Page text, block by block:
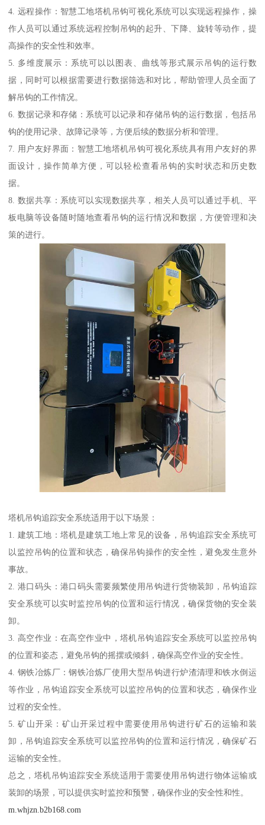
4. 远程操作：智慧工地塔机吊钩可视化系统可以实现远程操作，操
作人员可以通过系统远程控制吊钩的起升、下降、旋转等动作，提
高操作的安全性和效率。
5. 多维度展示：系统可以以图表、曲线等形式展示吊钩的运行数
据，同时可以根据需要进行数据筛选和对比，帮助管理人员全面了
解吊钩的工作情况。
6. 数据记录和存储：系统可以记录和存储吊钩的运行数据，包括吊
钩的使用记录、故障记录等，方便后续的数据分析和管理。
7. 用户友好界面：智慧工地塔机吊钩可视化系统具有用户友好的界
面设计，操作简单方便，可以轻松查看吊钩的实时状态和历史数
据。
8. 数据共享：系统可以实现数据共享，相关人员可以通过手机、平
板电脑等设备随时随地查看吊钩的运行情况和数据，方便管理和决
策的进行。
塔机吊钩追踪安全系统适用于以下场景：
1. 建筑工地：塔机是建筑工地上常见的设备，吊钩追踪安全系统可
以监控吊钩的位置和状态，确保吊钩操作的安全性，避免发生意外
事故。
2. 港口码头：港口码头需要频繁使用吊钩进行货物装卸，吊钩追踪
安全系统可以实时监控吊钩的位置和运行情况，确保货物的安全装
卸。
3. 高空作业：在高空作业中，塔机吊钩追踪安全系统可以监控吊钩
的位置和姿态，避免吊钩的摇摆或倾斜，确保高空作业的安全性。
4. 钢铁冶炼厂：钢铁冶炼厂使用大型吊钩进行炉渣清理和铁水倒运
等作业，吊钩追踪安全系统可以监控吊钩的位置和状态，确保作业
过程的安全性。
5. 矿山开采：矿山开采过程中需要使用吊钩进行矿石的运输和装
卸，吊钩追踪安全系统可以监控吊钩的位置和运行情况，确保矿石
运输的安全性。
总之，塔机吊钩追踪安全系统适用于需要使用吊钩进行物体运输或
装卸的场景，可以提供实时监控和预警，确保作业的安全性和性。
m.whjzn.b2b168.com